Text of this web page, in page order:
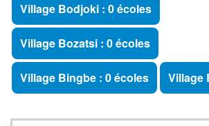
Village Bodjoki : 0 écoles
Village Bozatsi : 0 écoles
Village Bingbe : 0 écoles Village